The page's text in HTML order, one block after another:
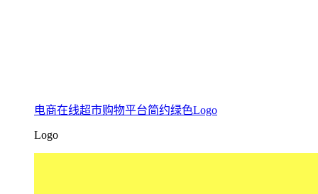
电商在线超市购物平台简约绿色Logo
Logo